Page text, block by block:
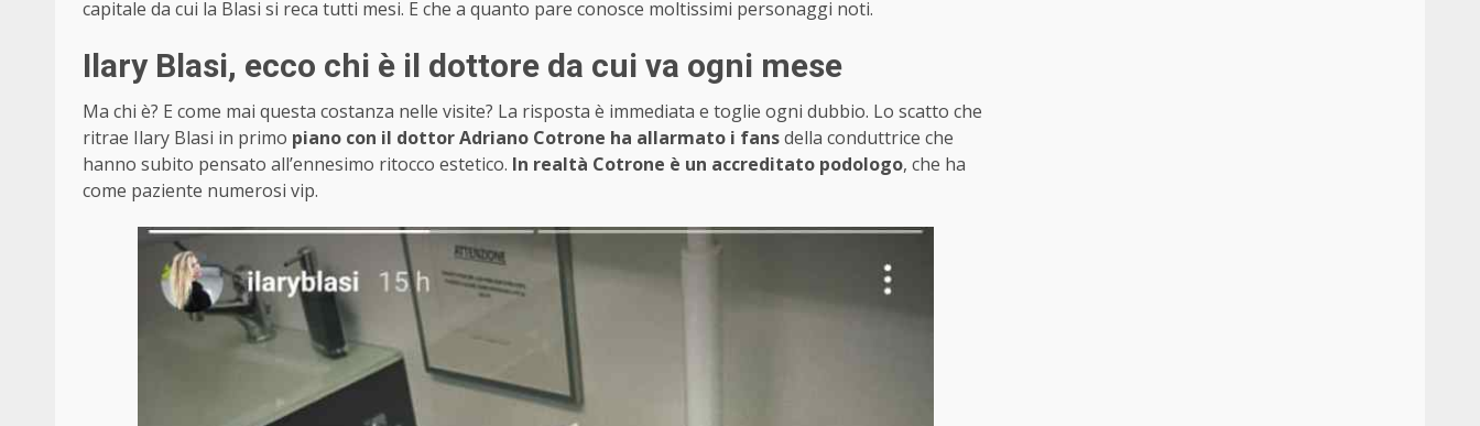
capitale da cui la Blasi si reca tutti mesi. E che a quanto pare conosce moltissimi personaggi noti.
Ilary Blasi, ecco chi è il dottore da cui va ogni mese
Ma chi è? E come mai questa costanza nelle visite? La risposta è immediata e toglie ogni dubbio. Lo scatto che
ritrae Ilary Blasi in primo piano con il dottor Adriano Cotrone ha allarmato i fansdella conduttrice che
hanno subito pensato all’ennesimo ritocco estetico. In realtà Cotrone è un accreditato podologo, che ha
come paziente numerosi vip.